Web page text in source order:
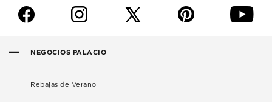
f i p y
NEGOCIOS PALACIO
Rebajas de Verano